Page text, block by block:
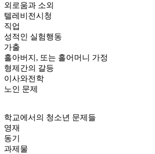
외로움과 소외
텔레비전시청
직업
성적인 실험행동
가출
홀아버지, 또는 홀어머니 가정
형제간의 갈등
이사와전학
노인 문제
학교에서의 청소년 문제들
영재
동기
과제물